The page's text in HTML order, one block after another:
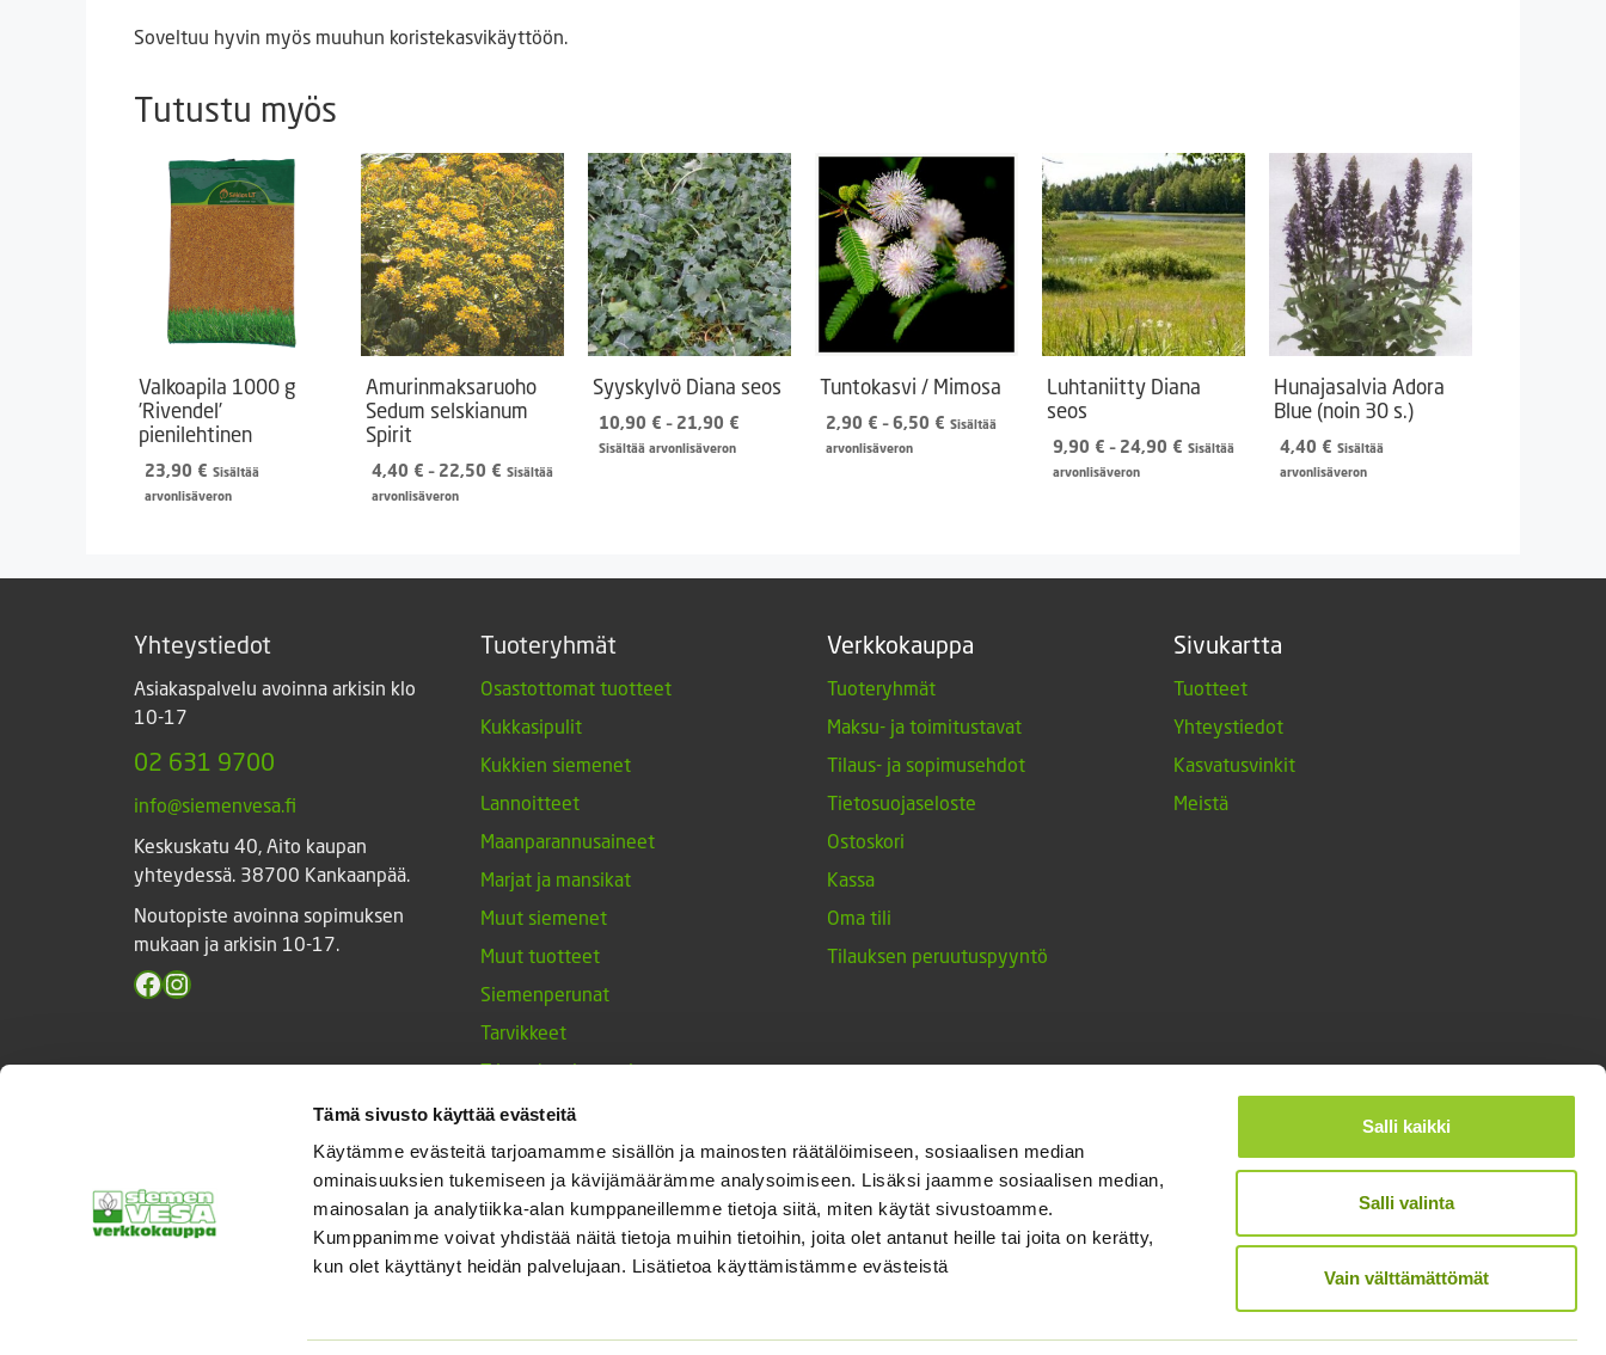
Tämä sivusto käyttää evästeitä
Käytämme evästeitä tarjoamamme sisällön ja mainosten räätälöimiseen, sosiaalisen median
ominaisuuksien tukemiseen ja kävijämäärämme analysoimiseen. Lisäksi jaamme sosiaalisen median,
mainosalan ja analytiikka-alan kumppaneillemme tietoja siitä, miten käytät sivustoamme.
Kumppanimme voivat yhdistää näitä tietoja muihin tietoihin, joita olet antanut heille tai joita on kerätty,
kun olet käyttänyt heidän palvelujaan. Lisätietoa käyttämistämme evästeistä
Salli kaikki
Salli valinta
Vain välttämättömät
Soveltuu hyvin myös muuhun koristekasvikäyttöön.
Tutustu myös
Valkoapila 1000 g
’Rivendel’
pienilehtinen
23,90 € Sisältää
arvonlisäveron
Amurinmaksaruoho
Sedum selskianum
Spirit
4,40 € – 22,50 € Hintaluokka:
Sisältää
arvonlisäveron
Syyskylvö Diana seos
10,90 € – 21,90 € Hintaluokka:
Sisältää arvonlisäveron
Tuntokasvi / Mimosa
2,90 € – 6,50 € Hintaluokka:
Sisältää
arvonlisäveron
Luhtaniitty Diana
seos
9,90 € – 24,90 € Hintaluokka:
Sisältää
arvonlisäveron
Hunajasalvia Adora
Blue (noin 30 s.)
4,40 € Sisältää
arvonlisäveron
Yhteystiedot
Asiakaspalvelu avoinna arkisin klo
10-17
02 631 9700
info@siemenvesa.fi
Keskuskatu 40, Aito kaupan
yhteydessä. 38700 Kankaanpää.
Noutopiste avoinna sopimuksen
mukaan ja arkisin 10-17.
Facebook
Instagram
Tuoteryhmät
Osastottomat tuotteet
Kukkasipulit
Kukkien siemenet
Lannoitteet
Maanparannusaineet
Marjat ja mansikat
Muut siemenet
Muut tuotteet
Siemenperunat
Tarvikkeet
Triumph-tulppaanit
Vihannesten siemenet
Yrtit ja maustekasvit
Verkkokauppa
Tuoteryhmät
Maksu- ja toimitustavat
Tilaus- ja sopimusehdot
Tietosuojaseloste
Ostoskori
Kassa
Oma tili
Tilauksen peruutuspyyntö
Sivukartta
Tuotteet
Yhteystiedot
Kasvatusvinkit
Meistä
Designed and Released by Rock My Business®
© Siemenvesa